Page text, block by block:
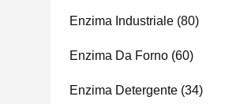
Enzima Industriale (80)
Enzima Da Forno (60)
Enzima Detergente (34)